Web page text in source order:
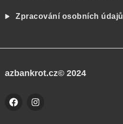
Zpracování osobních údajů
azbankrot.cz© 2024
F
a
I
n